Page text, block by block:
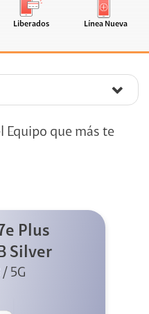
Liberados Línea Nueva
Equipo que más te
Plus
Silver
5G